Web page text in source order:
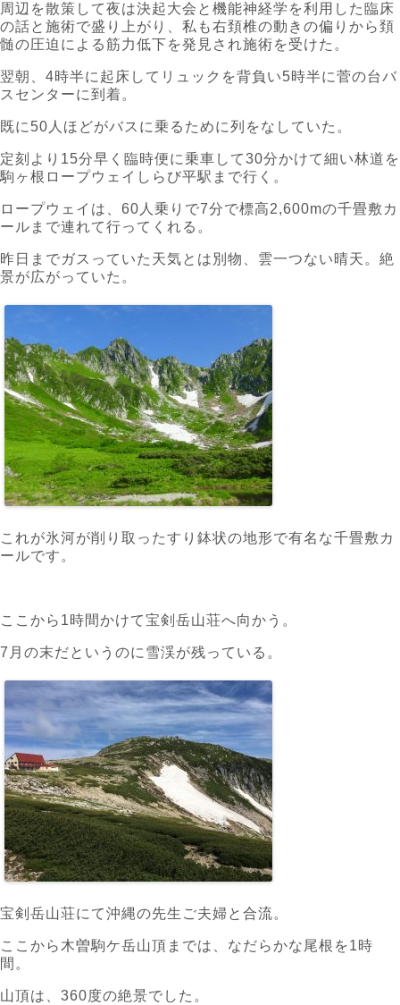
周辺を散策して夜は決起大会と機能神経学を利用した臨床
の話と施術で盛り上がり、私も右頚椎の動きの偏りから頚
髄の圧迫による筋力低下を発見され施術を受けた。
翌朝、4時半に起床してリュックを背負い5時半に菅の台バ
スセンターに到着。
既に50人ほどがバスに乗るために列をなしていた。
定刻より15分早く臨時便に乗車して30分かけて細い林道を
駒ヶ根ロープウェイしらび平駅まで行く。
ロープウェイは、60人乗りで7分で標高2,600mの千畳敷カ
ールまで連れて行ってくれる。
昨日までガスっていた天気とは別物、雲一つない晴天。絶
景が広がっていた。
これが氷河が削り取ったすり鉢状の地形で有名な千畳敷カ
ールです。
ここから1時間かけて宝剣岳山荘へ向かう。
7月の末だというのに雪渓が残っている。
宝剣岳山荘にて沖縄の先生ご夫婦と合流。
ここから木曽駒ケ岳山頂までは、なだらかな尾根を1時
間。
山頂は、360度の絶景でした。